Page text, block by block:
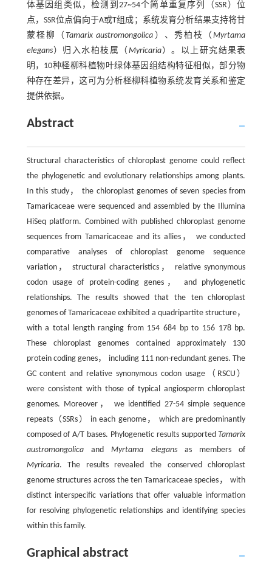
体基因组类似，检测到27~54个简单重复序列（SSR）位
点，SSR位点偏向于A或T组成；系统发育分析结果支持将甘
蒙柽柳（Tamarix austromongolica ）、秀柏枝（Myrtama
elegans）归入水柏枝属（ Myricaria）。以上研究结果表
明，10种柽柳科植物叶绿体基因组结构特征相似，部分物
种存在差异，这可为分析柽柳科植物系统发育关系和鉴定
提供依据。
Abstract
Structural characteristics of chloroplast genome could reflect
the phylogenetic and evolutionary relationships among plants.
In this study， the chloroplast genomes of seven species from
Tamaricaceae were sequenced and assembled by the Illumina
HiSeq platform. Combined with published chloroplast genome
sequences from Tamaricaceae and its allies， we conducted
comparative analyses of chloroplast genome sequence
variation， structural characteristics， relative synonymous
codon usage of protein-coding genes， and phylogenetic
relationships. The results showed that the ten chloroplast
genomes of Tamaricaceae exhibited a quadripartite structure，
with a total length ranging from 154 684 bp to 156 178 bp.
These chloroplast genomes contained approximately 130
protein coding genes， including 111 non-redundant genes. The
GC content and relative synonymous codon usage（RSCU）
were consistent with those of typical angiosperm chloroplast
genomes. Moreover， we identified 27-54 simple sequence
repeats（SSRs） in each genome， which are predominantly
composed of A/T bases. Phylogenetic results supportedTamarix
austromongolicaandMyrtama elegansas members of
Myricaria. The results revealed the conserved chloroplast
genome structures across the ten Tamaricaceae species， with
distinct interspecific variations that offer valuable information
for resolving phylogenetic relationships and identifying species
within this family.
Graphical abstract